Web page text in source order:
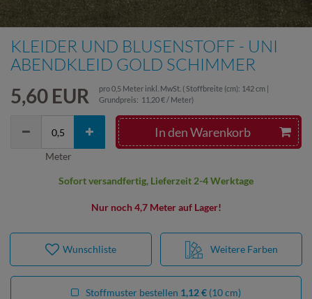
KLEIDER UND BLUSENSTOFF - UNI
ABENDKLEID GOLD SCHIMMER
5,60 EUR pro0,5 Meter inkl. MwSt. ( Stoffbreite (cm): 142 cm |
Grundpreis: 11,20 € / Meter)
Nur noch 4,7 Meter auf Lager!
In den Warenkorb
Meter
Sofort versandfertig, Lieferzeit 2-4 Werktage
Weitere Farben
Wunschliste
Stoffmuster bestellen 1,12 € (10 cm)